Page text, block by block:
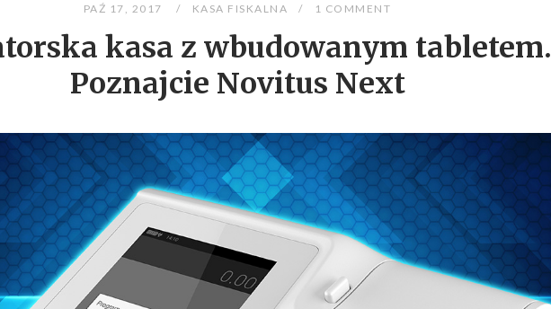
PAŹ 17, 2017 KASA FISKALNA 1 COMMENT
kasa z wbudowanym tabletem.
Poznajcie Novitus Next